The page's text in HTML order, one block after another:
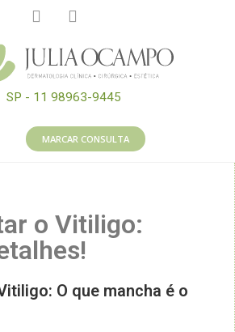
SP - 11 98963-9445
MARCAR CONSULTA
o Vitiligo:
O que mancha é o